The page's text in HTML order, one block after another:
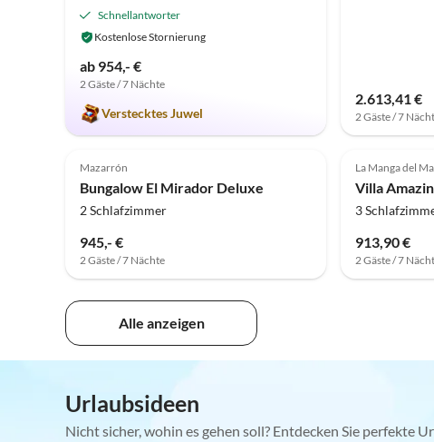
Schnellantworter
Kostenlose Stornierung
ab 954,- €
2 Gäste / 7 Nächte
Verstecktes Juwel
2.613,41 €
2 Gäste / 7
Mazarrón
Bungalow El Mirador Deluxe
2 Schlafzimmer
945,- €
2 Gäste / 7 Nächte
La Manga del
3
913,90 €
2 Gäste / 7
Alle anzeigen
Urlaubsideen
Nicht sicher, wohin es gehen soll? Entdecken Sie perfekte